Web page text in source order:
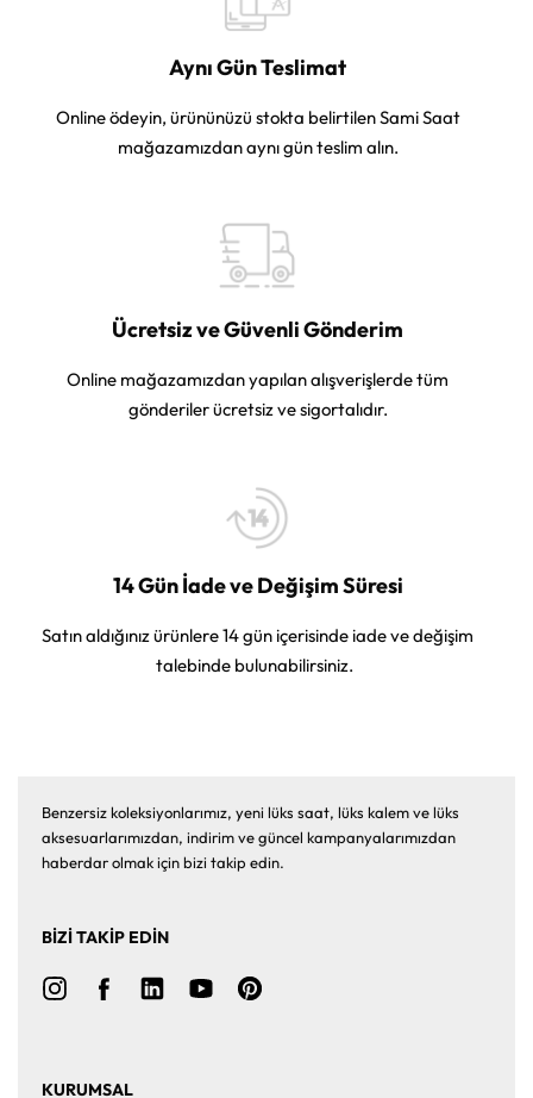
Aynı Gün Teslimat
Online ödeyin, ürününüzü stokta belirtilen Sami Saat
mağazamızdan aynı gün teslim alın.
Ücretsiz ve Güvenli Gönderim
Online mağazamızdan yapılan alışverişlerde tüm
gönderiler ücretsiz ve sigortalıdır.
14 Gün İade ve Değişim Süresi
Satın aldığınız ürünlere 14 gün içerisinde iade ve değişim
talebinde bulunabilirsiniz.
Benzersiz koleksiyonlarımız, yeni lüks saat, lüks kalem ve lüks
aksesuarlarımızdan, indirim ve güncel kampanyalarımızdan
haberdar olmak için bizi takip edin.
BİZİ TAKİP EDİN
KURUMSAL